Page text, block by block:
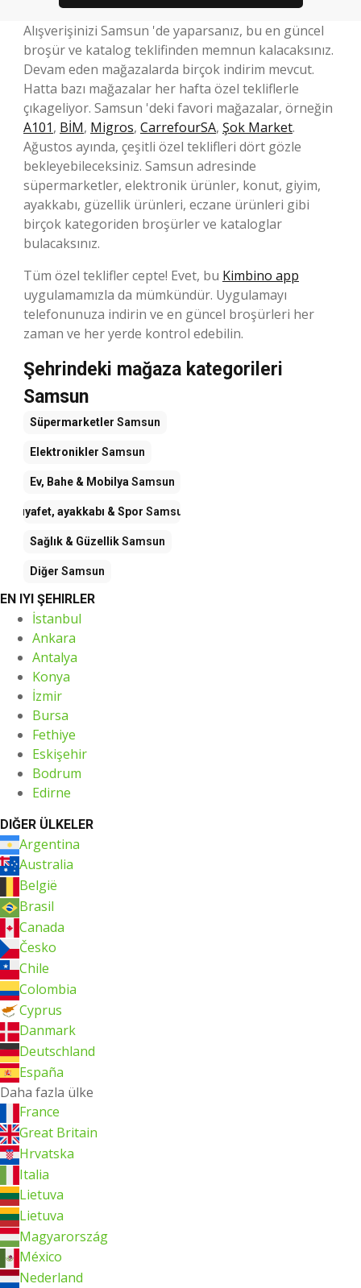
Alışverişinizi Samsun 'de yaparsanız, bu en güncel
broşür ve katalog teklifinden memnun kalacaksınız.
Devam eden mağazalarda birçok indirim mevcut.
Hatta bazı mağazalar her hafta özel tekliflerle
çıkageliyor. Samsun 'deki favori mağazalar, örneğin
A101, BİM, Migros, CarrefourSA, Şok Market.
Ağustos ayında, çeşitli özel teklifleri dört gözle
bekleyebileceksiniz. Samsun adresinde
süpermarketler, elektronik ürünler, konut, giyim,
ayakkabı, güzellik ürünleri, eczane ürünleri gibi
birçok kategoriden broşürler ve kataloglar
bulacaksınız.
Tüm özel teklifler cepte! Evet, bu Kimbino app
uygulamamızla da mümkündür. Uygulamayı
telefonunuza indirin ve en güncel broşürleri her
zaman ve her yerde kontrol edebilin.
Şehrindeki mağaza kategorileri
Samsun
Süpermarketler Samsun
Elektronikler Samsun
Ev, Bahe & Mobilya Samsun
Kıyafet, ayakkabı & Spor Samsun
Sağlık & GüzellikSamsun
Diğer Samsun
EN IYI ŞEHIRLER
İstanbul
Ankara
Antalya
Konya
İzmir
Bursa
Fethiye
Eskişehir
Bodrum
Edirne
DIĞER ÜLKELER
Argentina
Australia
België
Brasil
Canada
Česko
Chile
Colombia
Cyprus
Danmark
Deutschland
España
Daha fazla ülke
France
Great Britain
Hrvatska
Italia
Lietuva
Lietuva
Magyarország
México
Nederland